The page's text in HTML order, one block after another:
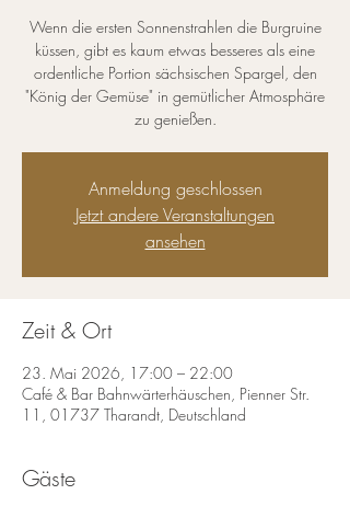
Wenn die ersten Sonnenstrahlen die Burgruine
küssen, gibt es kaum etwas besseres als eine
ordentliche Portion sächsischen Spargel, den
"König der Gemüse" in gemütlicher Atmosphäre
zu genießen.
Anmeldung geschlossen
Jetzt andere Veranstaltungen
ansehen
Zeit & Ort
23. Mai 2026, 17:00 – 22:00
Café & Bar Bahnwärterhäuschen, Pienner Str.
11, 01737 Tharandt, Deutschland
Gäste